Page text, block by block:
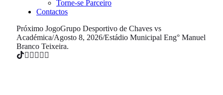
Torne-se Parceiro
Contactos
Próximo JogoGrupo Desportivo de Chaves vs
Académica/Agosto 8, 2026/Estádio Municipal Eng° Manuel
Branco Teixeira.